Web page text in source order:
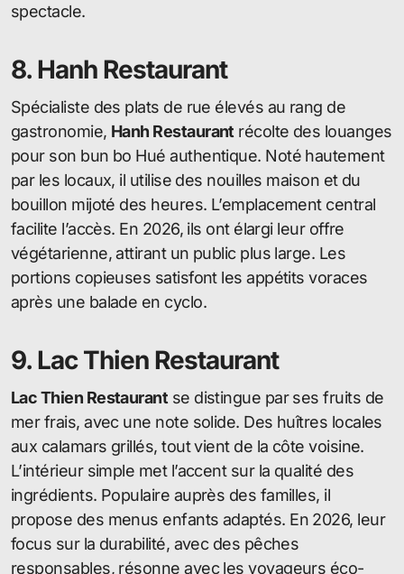
spectacle.
8. Hanh Restaurant
Spécialiste des plats de rue élevés au rang de
gastronomie, Hanh Restaurant récolte des louanges
pour son bun bo Hué authentique. Noté hautement
par les locaux, il utilise des nouilles maison et du
bouillon mijoté des heures. L’emplacement central
facilite l’accès. En 2026, ils ont élargi leur offre
végétarienne, attirant un public plus large. Les
portions copieuses satisfont les appétits voraces
après une balade en cyclo.
9. Lac Thien Restaurant
Lac Thien Restaurant se distingue par ses fruits de
mer frais, avec une note solide. Des huîtres locales
aux calamars grillés, tout vient de la côte voisine.
L’intérieur simple met l’accent sur la qualité des
ingrédients. Populaire auprès des familles, il
propose des menus enfants adaptés. En 2026, leur
focus sur la durabilité, avec des pêches
responsables, résonne avec les voyageurs éco-